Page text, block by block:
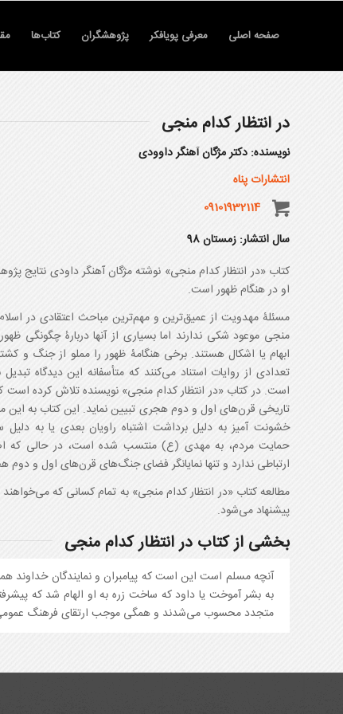
صفحه اصلی معرفی پویافکر پژوهشگران کتاب‌ها
در انتظار کدام منجی
نویسنده: دکتر مژگان آهنگر داوودی
انتشارات پناه
09101932114
سال انتشار: زمستان 98
کتاب «در انتظار کدام منجی» نوشته مژگان آهنگر داودی نتایج
او در هنگام ظهور است.
مسئلۀ مهدویت از عمیق‌ترین و مهم‌ترین مباحث اعتقادی در
منجی موعود شکی ندارند اما بسیاری از آنها دربارۀ چگونگی
ابهام یا اشکال هستند. برخی هنگامۀ ظهور را مملو از جنگ و
تعدادی از روایات استناد می‌کنند که متأسفانه این دیدگاه
است. در کتاب «در انتظار کدام منجی» نویسنده تلاش کرده است
تاریخی قرن‌های اول و دوم هجری تبیین نماید. این کتاب به این
خشونت آمیز به دلیل برداشت اشتباه راویان بعدی یا به دلیل
حمایت مردم، به مهدی (ع) منتسب شده است، در حالی که
ارتباطی ندارد و تنها نمایانگر فضای جنگ‌های قرن‌های اول و
مطالعه کتاب «در انتظار کدام منجی» به تمام کسانی که می‌خواهند
پیشنهاد می‌شود.
بخشی از کتاب در انتظار کدام منجی
آنچه مسلم است این است که پیامبران و نمایندگان خداوند
به بشر آموخت یا داود که ساخت زره به او الهام شد که
متجدد محسوب می‌شدند و همگی موجب ارتقای فرهنگ عمومی